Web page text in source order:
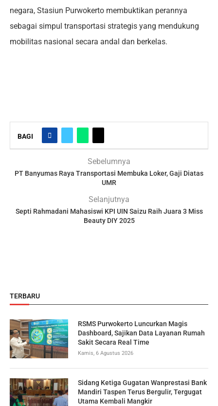
negara, Stasiun Purwokerto membuktikan perannya
sebagai simpul transportasi strategis yang mendukung
mobilitas nasional secara andal dan berkelas.
BAGI
Sebelumnya
PT Banyumas Raya Transportasi Membuka Loker, Gaji Diatas
UMR
Selanjutnya
Septi Rahmadani Mahasiswi KPI UIN Saizu Raih Juara 3 Miss
Beauty DIY 2025
TERBARU
RSMS Purwokerto Luncurkan Magis
Dashboard, Sajikan Data Layanan Rumah
Sakit Secara Real Time
Kamis, 6 Agustus 2026
Sidang Ketiga Gugatan Wanprestasi Bank
Mandiri Taspen Terus Bergulir, Tergugat
Utama Kembali Mangkir